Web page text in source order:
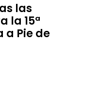
las
la 15ª
a Pie de